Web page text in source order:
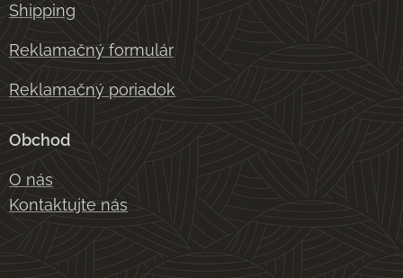
Shipping
Reklamačný formulár
Reklamačný poriadok
Obchod
O nás
Kontaktujte nás